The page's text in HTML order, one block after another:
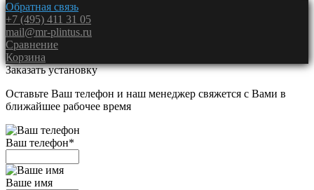
Обратная связь
+7 (495) 411 31 05
mail@mr-plintus.ru
Сравнение
Корзина
Заказать установку
Оставьте Ваш телефон и наш менеджер свяжется с Вами в
ближайшее рабочее время
Ваш телефон*
Ваше имя